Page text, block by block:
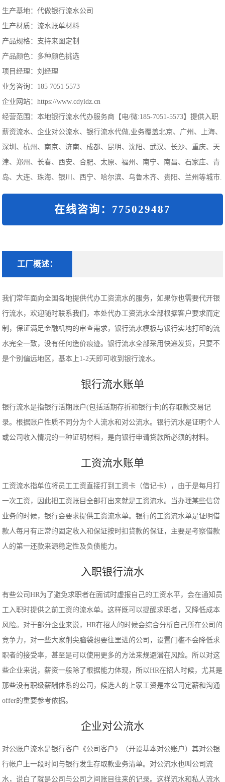
生产基地：代做银行流水公司
生产材质：流水账单材料
产品规格：支持来图定制
产品颜色：多种颜色挑选
项目经理：刘经理
业务咨询：185 7051 5573
企业网站：https://www.cdyldz.cn
经营范围：本地银行流水代办服务商【电/微:185-7051-5573】提供入职
薪资流水、企业对公流水、银行流水代做,业务覆盖北京、广州、上海、
深圳、杭州、南京、济南、成都、昆明、沈阳、武汉、长沙、重庆、天
津、郑州、长春、西安、合肥、太原、福州、南宁、南昌、石家庄、青
岛、大连、珠海、银川、西宁、哈尔滨、乌鲁木齐、贵阳、兰州等城市.
在线咨询：775029487
工厂概述：
我们常年面向全国各地提供代办工资流水的服务，如果你也需要代开银
行流水，欢迎随时联系我们，本处代办工资流水全部根据客户要求而定
制，保证满足金融机构的审查需求，银行流水模板与银行实地打印的流
水完全一致，没有任何造价痕迹。银行流水全部采用快递发货，只要不
是个别偏远地区，基本上1-2天即可收到银行流水。
银行流水账单
银行流水是指银行活期账户(包括活期存折和银行卡)的存取款交易记
录。根据账户性质不同分为个人流水和对公流水。银行流水是证明个人
或公司收入情况的一种证明材料，是向银行申请贷款所必须的材料。
工资流水账单
工资流水指单位将员工工资直接打到工资卡（借记卡），由于是每月打
一次工资，因此把工资账目全部打出来就是工资流水。当办理某些信贷
业务的时候，银行会要求提供工资流水单。银行的工资流水单是证明借
款人每月有正常的固定收入和保证按时扣贷款的保证，主要是考察借款
人的第一还款来源稳定性及负债能力。
入职银行流水
有些公司HR为了避免求职者在面试时虚报自己的工资水平，会在通知员
工入职时提供之前工资的流水单。这样既可以提醒求职者，又降低成本
风险。对于部分企业来说，HR在招人的时候会综合分析自己所在公司的
竞争力，对一些大家削尖脑袋想要往里进的公司，设置门槛不会降低求
职者的接受率，甚至是可以使用更多的方法来规避潜在风险。所以对这
些企业来说，薪资一般除了根据能力体现，所以HR在招人时候，尤其是
那些没有职级薪酬体系的公司，候选人的上家工资是本公司定薪和沟通
offer的重要参考依据。
企业对公流水
对公账户流水是银行客户《公司客户》（开设基本对公账户）其对公银
行帐户上一段时间与银行发生存取款业务清单。对公流水也叫公司流
水，说白了就是公司与公司之间账目往来的记录。这样流水和私人流水